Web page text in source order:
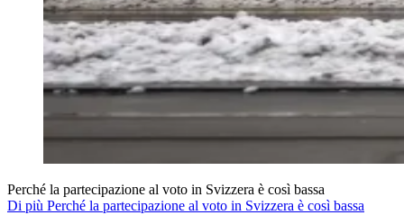
Perché la partecipazione al voto in Svizzera è così bassa
Di più Perché la partecipazione al voto in Svizzera è così bassa